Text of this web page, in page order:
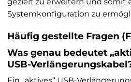
gezielt zu erweitern und somit
Systemkonfiguration zu
Häufig gestellte Fragen
Was genau bedeutet
USB-